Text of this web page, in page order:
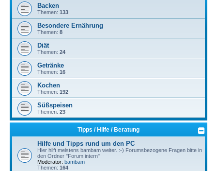
Backen
Themen: 133
Besondere Ernährung
Themen: 8
Diät
Themen: 24
Getränke
Themen: 16
Kochen
Themen: 192
Süßspeisen
Themen: 23
Tipps / Hilfe / Beratung
Hilfe und Tipps rund um den PC
Hier hilft meistens bambam weiter. :-) Forumsbezogene Fragen bitte in
den Ordner "Forum intern"
Moderator: bambam
Themen: 164